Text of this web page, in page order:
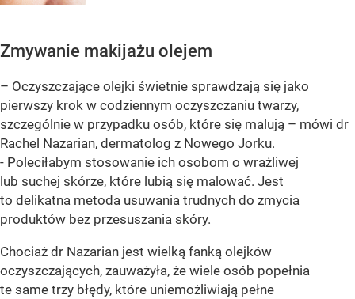
Zmywanie makijażu olejem
– Oczyszczające olejki świetnie sprawdzają się jako
pierwszy krok w codziennym oczyszczaniu twarzy,
szczególnie w przypadku osób, które się malują – mówi dr
Rachel Nazarian, dermatolog z Nowego Jorku.
- Poleciłabym stosowanie ich osobom o wrażliwej
lub suchej skórze, które lubią się malować. Jest
to delikatna metoda usuwania trudnych do zmycia
produktów bez przesuszania skóry.
Chociaż dr Nazarian jest wielką fanką olejków
oczyszczających, zauważyła, że wiele osób popełnia
te same trzy błędy, które uniemożliwiają pełne